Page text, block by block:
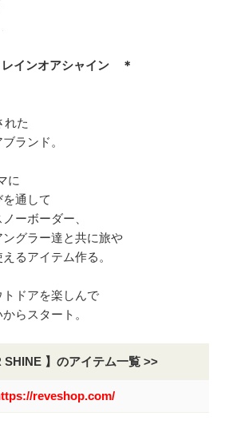
インオアシャイン ＊
れた
ランド。
に
通して
ーボーダー、
グラー達と共に旅や
るアイテム作る。
ドアを楽しんで
らスタート。
SHINE 】のアイテム一覧 >>
reveshop.com/